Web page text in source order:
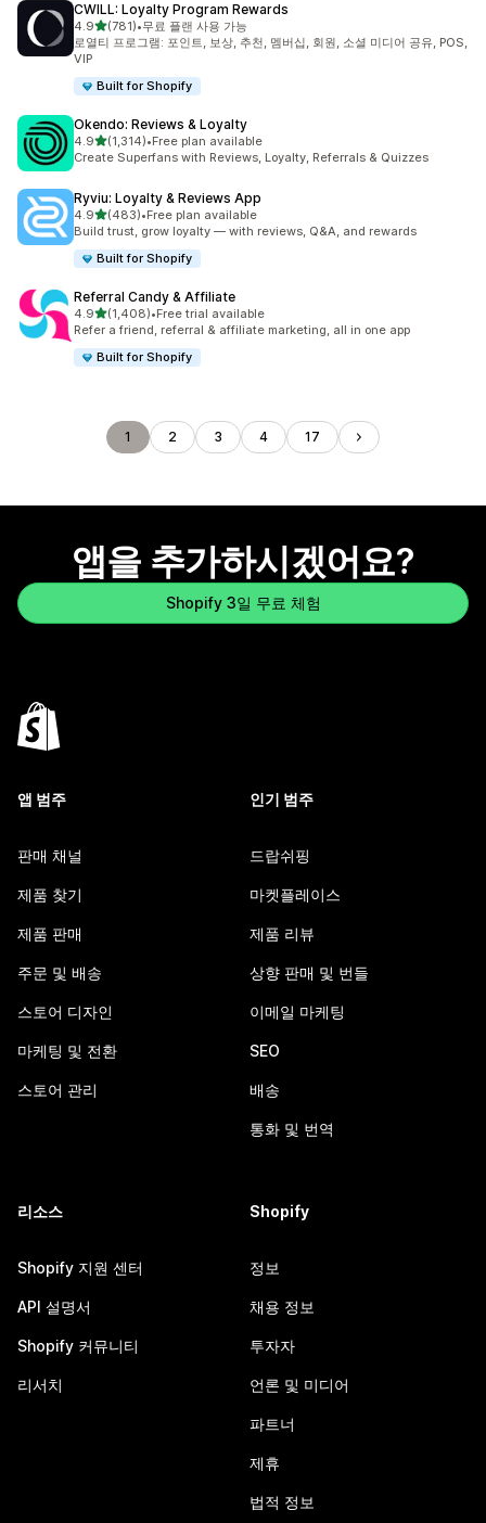
CWILL: Loyalty Program Rewards
4.9별 5개 중
(781)
총 리뷰 781개
•무료 플랜 사용 가능
로열티 프로그램: 포인트, 보상, 추천, 멤버십, 회원, 소셜 미디어 공유, POS,
VIP
Built for Shopify
Okendo: Reviews & Loyalty
4.9별 5개 중
(1,314)
총 리뷰 1314개
•Free plan available
Create Superfans with Reviews, Loyalty, Referrals & Quizzes
Ryviu: Loyalty & Reviews App
4.9별 5개 중
(483)
총 리뷰 483개
•Free plan available
Build trust, grow loyalty — with reviews, Q&A, and rewards
Built for Shopify
Referral Candy & Affiliate
4.9별 5개 중
(1,408)
총 리뷰 1408개
•Free trial available
Refer a friend, referral & affiliate marketing, all in one app
Built for Shopify
1 2 3 4 17
앱을 추가하시겠어요?
Shopify 3일 무료 체험
앱 범주
판매 채널
제품 찾기
제품 판매
주문 및 배송
스토어 디자인
마케팅 및 전환
스토어 관리
인기 범주
드랍쉬핑
마켓플레이스
제품 리뷰
상향 판매 및 번들
이메일 마케팅
SEO
배송
통화 및 번역
리소스
Shopify 지원 센터
API 설명서
Shopify 커뮤니티
리서치
Shopify
정보
채용 정보
투자자
언론 및 미디어
파트너
제휴
법적 정보